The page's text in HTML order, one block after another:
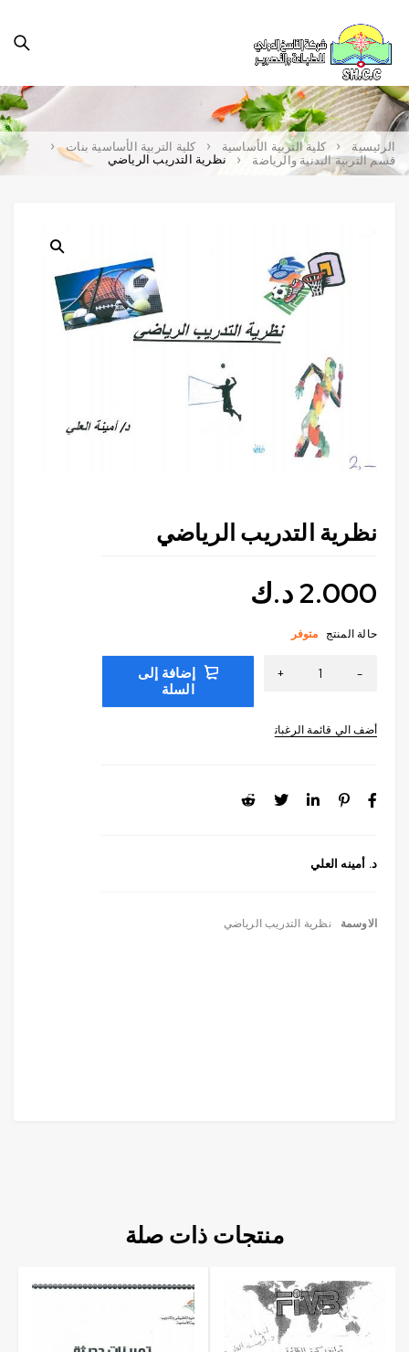
الرئيسية كلية التربية الأساسية
كلية التربية الأساسية بنات
قسم التربية البدنية والرياضة
نظرية التدريب الرياضي
نظرية التدريب الرياضي
د. أمينه العلي
2.000د.ك
حالة المنتج متوفر
إضافة إلى
السلة
الاوسمة نظرية التدريب الرياضي
منتجات ذات صلة